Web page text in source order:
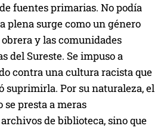
fuentes primarias. No podía
plena surge como un género
y las comunidades
del Sureste. Se impuso a
contra una cultura racista que
suprimirla. Por su naturaleza, el
se presta a meras
de biblioteca, sino que